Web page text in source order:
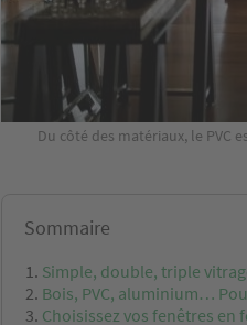
Du côté des matériaux, le PVC
Sommaire
Simple, double, triple
Bois, PVC, aluminium…
Choisissez vos fenêtres en